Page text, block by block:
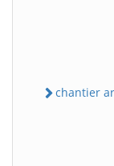
chantier